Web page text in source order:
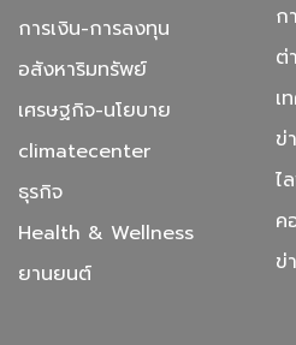
การเงิน-การลงทุน
อสังหาริมทรัพย์
เศรษฐกิจ-นโยบาย
climatecenter
ธุรกิจ
Health & Wellness
ยานยนต์
ก
ต่
เ
ข่
ไ
ค
ข่